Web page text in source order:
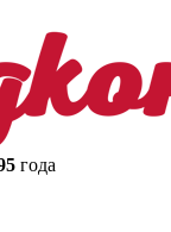
года